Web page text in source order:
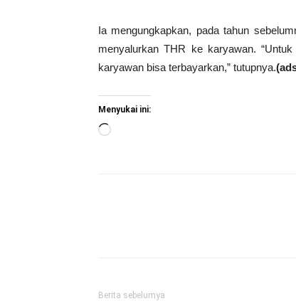
Ia mengungkapkan, pada tahun
menyalurkan THR ke karyawan.
karyawan bisa terbayarkan,” tutupnya.
Menyukai ini:
Memuat...
Berita sebelumya